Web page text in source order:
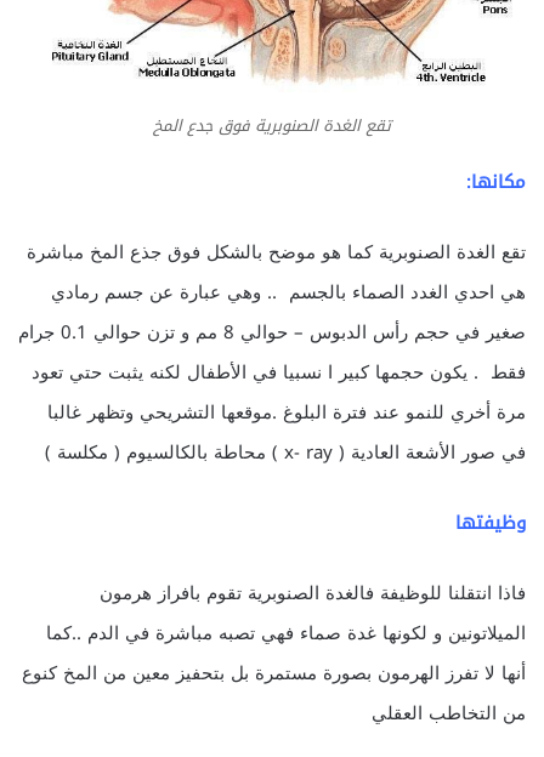
تقع الغدة الصنوبرية فوق جدع المخ
مكانها:
تقع الغدة الصنوبرية كما هو موضح بالشكل فوق جذع المخ مباشرة
هي احدي الغدد الصماء بالجسم .. وهي عبارة عن جسم رمادي
صغير في حجم رأس الدبوس – حوالي 8 مم و تزن حوالي 0.1 جرام
فقط . يكون حجمها كبير ا نسبيا في الأطفال لكنه يثبت حتي تعود
مرة أخري للنمو عند فترة البلوغ .موقعها التشريحي وتظهر غالبا
في صور الأشعة العادية ( x- ray ) محاطة بالكالسيوم ( مكلسة )
وظيفتها
فاذا انتقلنا للوظيفة فالغدة الصنوبرية تقوم بافراز هرمون
الميلاتونين و لكونها غدة صماء فهي تصبه مباشرة في الدم ..كما
أنها لا تفرز الهرمون بصورة مستمرة بل بتحفيز معين من المخ كنوع
من التخاطب العقلي